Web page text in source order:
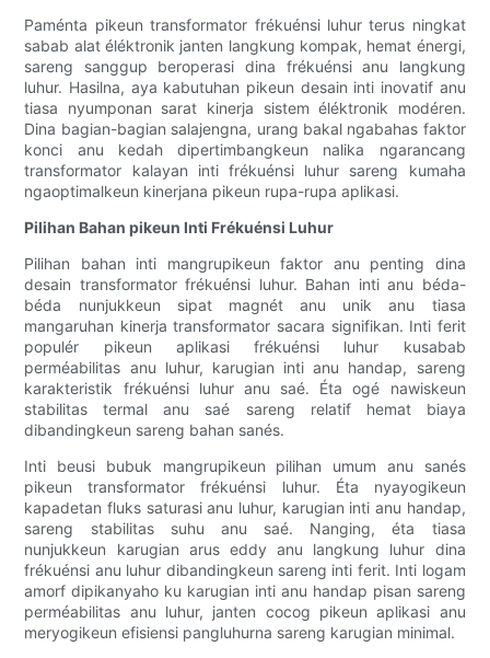
Paménta pikeun transformator frékuénsi luhur terus ningkat
sabab alat éléktronik janten langkung kompak, hemat énergi,
sareng sanggup beroperasi dina frékuénsi anu langkung
luhur. Hasilna, aya kabutuhan pikeun desain inti inovatif anu
tiasa nyumponan sarat kinerja sistem éléktronik modéren.
Dina bagian-bagian salajengna, urang bakal ngabahas faktor
konci anu kedah dipertimbangkeun nalika ngarancang
transformator kalayan inti frékuénsi luhur sareng kumaha
ngaoptimalkeun kinerjana pikeun rupa-rupa aplikasi.
Pilihan Bahan pikeun Inti Frékuénsi Luhur
Pilihan bahan inti mangrupikeun faktor anu penting dina
desain transformator frékuénsi luhur. Bahan inti anu béda-
béda nunjukkeun sipat magnét anu unik anu tiasa
mangaruhan kinerja transformator sacara signifikan. Inti ferit
populér pikeun aplikasi frékuénsi luhur kusabab
perméabilitas anu luhur, karugian inti anu handap, sareng
karakteristik frékuénsi luhur anu saé. Éta ogé nawiskeun
stabilitas termal anu saé sareng relatif hemat biaya
dibandingkeun sareng bahan sanés.
Inti beusi bubuk mangrupikeun pilihan umum anu sanés
pikeun transformator frékuénsi luhur. Éta nyayogikeun
kapadetan fluks saturasi anu luhur, karugian inti anu handap,
sareng stabilitas suhu anu saé. Nanging, éta tiasa
nunjukkeun karugian arus eddy anu langkung luhur dina
frékuénsi anu luhur dibandingkeun sareng inti ferit. Inti logam
amorf dipikanyaho ku karugian inti anu handap pisan sareng
perméabilitas anu luhur, janten cocog pikeun aplikasi anu
meryogikeun efisiensi pangluhurna sareng karugian minimal.